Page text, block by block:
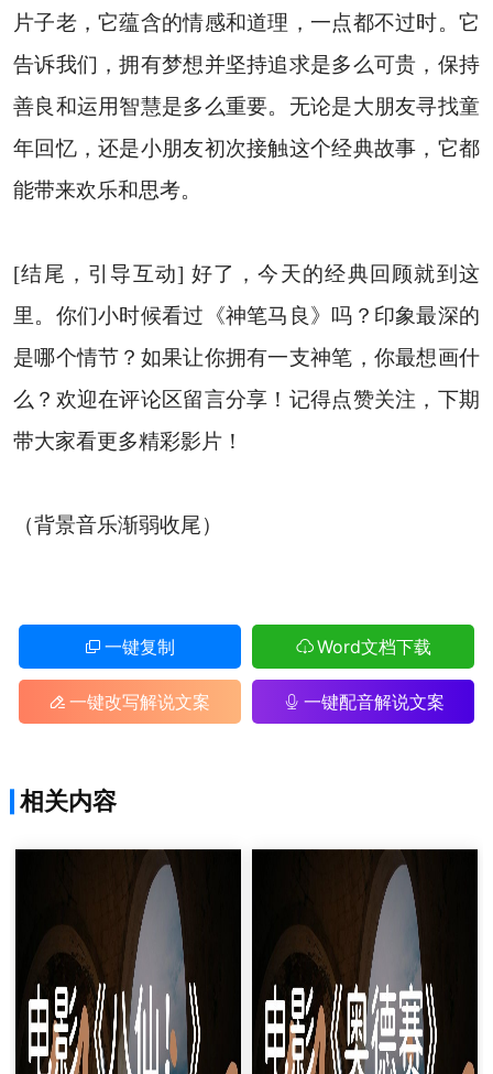
片子老，它蕴含的情感和道理，一点都不过时。它
告诉我们，拥有梦想并坚持追求是多么可贵，保持
善良和运用智慧是多么重要。无论是大朋友寻找童
年回忆，还是小朋友初次接触这个经典故事，它都
能带来欢乐和思考。
[结尾，引导互动] 好了，今天的经典回顾就到这
里。你们小时候看过《神笔马良》吗？印象最深的
是哪个情节？如果让你拥有一支神笔，你最想画什
么？欢迎在评论区留言分享！记得点赞关注，下期
带大家看更多精彩影片！
（背景音乐渐弱收尾）
一键复制 Word文档下载
一键改写解说文案 一键配音解说文案
相关内容